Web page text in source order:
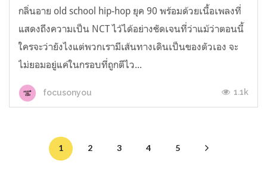
กลิ่นอาย old school hip-hop ยุค 90 พร้อมด้วยเนื้อเพลงที่
แสดงถึงความเป็น NCT ไว้ได้อย่างชัดเจนที่ว่าแม้ว่าตอนนี้
ใครจะว่ายังไงแต่พวกเรามีเส้นทางเดินเป็นของตัวเอง จะ
ไม่ยอมอยู่แค่ในกรอบที่ถูกตีไว...
focusonyou 1.1k
1 2 3 4 5